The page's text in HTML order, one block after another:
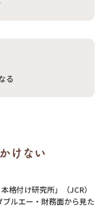
る
けない
格付け研究所」（JCR）
ルエー・財務面から見た